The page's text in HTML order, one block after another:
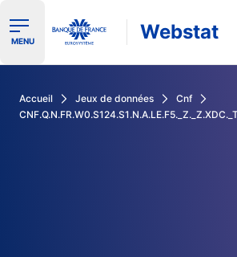
Ouvrir le menu de navigation
MENU Webstat
Accueil Jeux de données
Cnf